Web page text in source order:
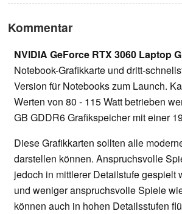
Kommentar
NVIDIA GeForce RTX 3060 Laptop
Notebook-Grafikkarte und dritt-
Version für Notebooks zum Launch.
Werten von 80 - 115 Watt betrieben
GB GDDR6 Grafikspeicher mit einer
Diese Grafikkarten sollten alle
darstellen können. Anspruchsvolle
jedoch in mittlerer Detailstufe gespielt
und weniger anspruchsvolle Spiele
können auch in hohen Detailsstufen